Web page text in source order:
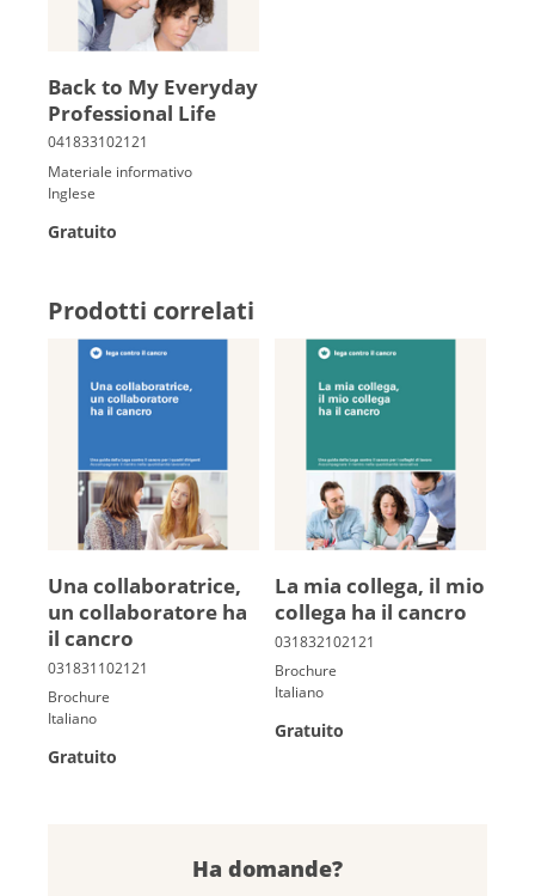
Back to My Everyday
Professional Life
Materiale informativo
Inglese
Gratuito
Prodotti correlati
Una collaboratrice,
un collaboratore ha
il cancro
Brochure
Italiano
Gratuito
La mia collega, il mio
collega ha il cancro
Brochure
Italiano
Gratuito
Ha domande?